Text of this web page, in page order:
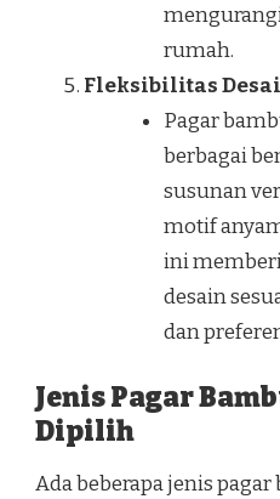
rumah.
Fleksibilitas
Pagar
berbagai
susunan
motif
ini
desain
dan
Jenis Pagar
Dipilih
Ada beberapa jenis